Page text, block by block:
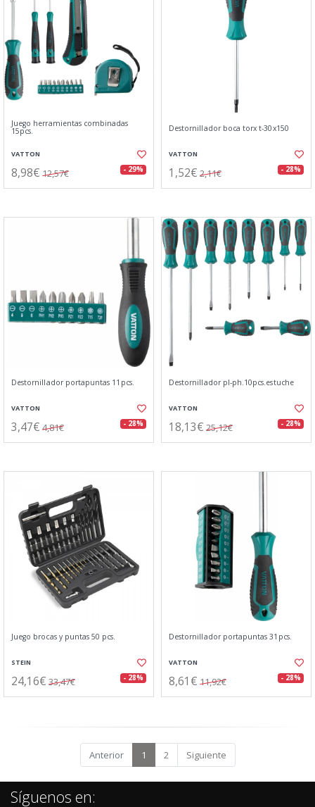
Juego herramientas combinadas
15pcs.
VATTON
8,98€ 12,57€ - 29%
Destornillador boca torx t-30x150
VATTON
1,52€ 2,11€ - 28%
Destornillador portapuntas 11pcs.
VATTON
3,47€ 4,81€ - 28%
Destornillador pl-ph.10pcs.estuche
VATTON
18,13€ 25,12€ - 28%
Juego brocas y puntas 50 pcs.
STEIN
24,16€ 33,47€ - 28%
Destornillador portapuntas 31pcs.
VATTON
8,61€ 11,92€ - 28%
Anterior 1 2 Siguiente
Síguenos en: